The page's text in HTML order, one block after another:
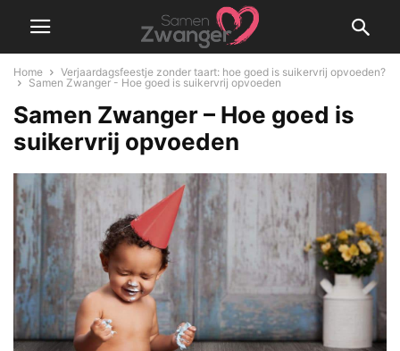
Home
Verjaardagsfeestje zonder taart: hoe goed is suikervrij opvoeden?
Samen Zwanger - Hoe goed is suikervrij opvoeden
Samen Zwanger – Hoe goed is
suikervrij opvoeden